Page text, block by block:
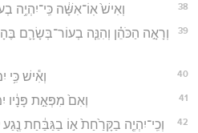
38 וְאִישׁ֙ אֽוֹ־אִשָּׁ֔ה כִּֽי־יִהְיֶ֥ה
39
וְרָאָ֣ה הַכֹּהֵ֗ן וְהִנֵּ֧ה בְעוֹר־בְּשָׂרָ֛ם
40 וְאִ֕ישׁ כִּ֥י
41 וְאִם֙ מִפְּאַ֣ת פָּנָ֔יו
42
וְכִֽי־יִהְיֶ֤ה בַקָּרַ֙חַת֙ א֣וֹ בַגַּבַּ֔חַת